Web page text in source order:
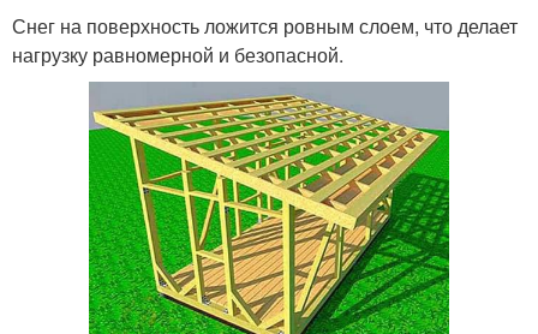
Снег на поверхность ложится ровным слоем, что делает
нагрузку равномерной и безопасной.